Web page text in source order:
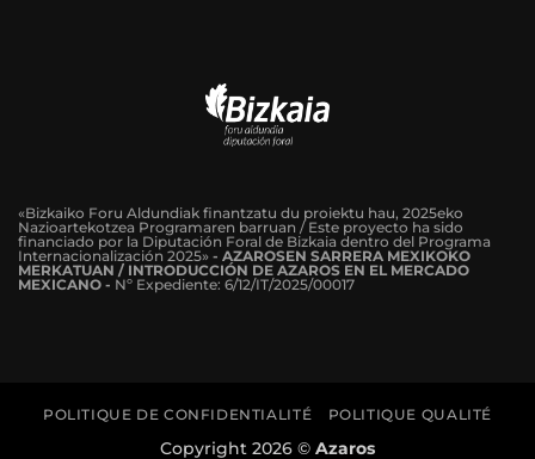
«Bizkaiko Foru Aldundiak finantzatu du proiektu hau, 2025eko
Nazioartekotzea Programaren barruan / Este proyecto ha sido
financiado por la Diputación Foral de Bizkaia dentro del Programa
Internacionalización 2025» - AZAROSEN SARRERA MEXIKOKO
MERKATUAN / INTRODUCCIÓN DE AZAROS EN EL MERCADO
MEXICANO - Nº Expediente: 6/12/IT/2025/00017
POLITIQUE DE CONFIDENTIALITÉ POLITIQUE QUALITÉ
Copyright 2026 © Azaros